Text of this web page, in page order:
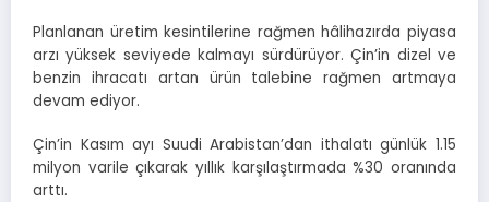
Planlanan üretim kesintilerine rağmen hâlihazırda piyasa
arzı yüksek seviyede kalmayı sürdürüyor. Çin’in dizel ve
benzin ihracatı artan ürün talebine rağmen artmaya
devam ediyor.
Çin’in Kasım ayı Suudi Arabistan’dan ithalatı günlük 1.15
milyon varile çıkarak yıllık karşılaştırmada %30 oranında
arttı.